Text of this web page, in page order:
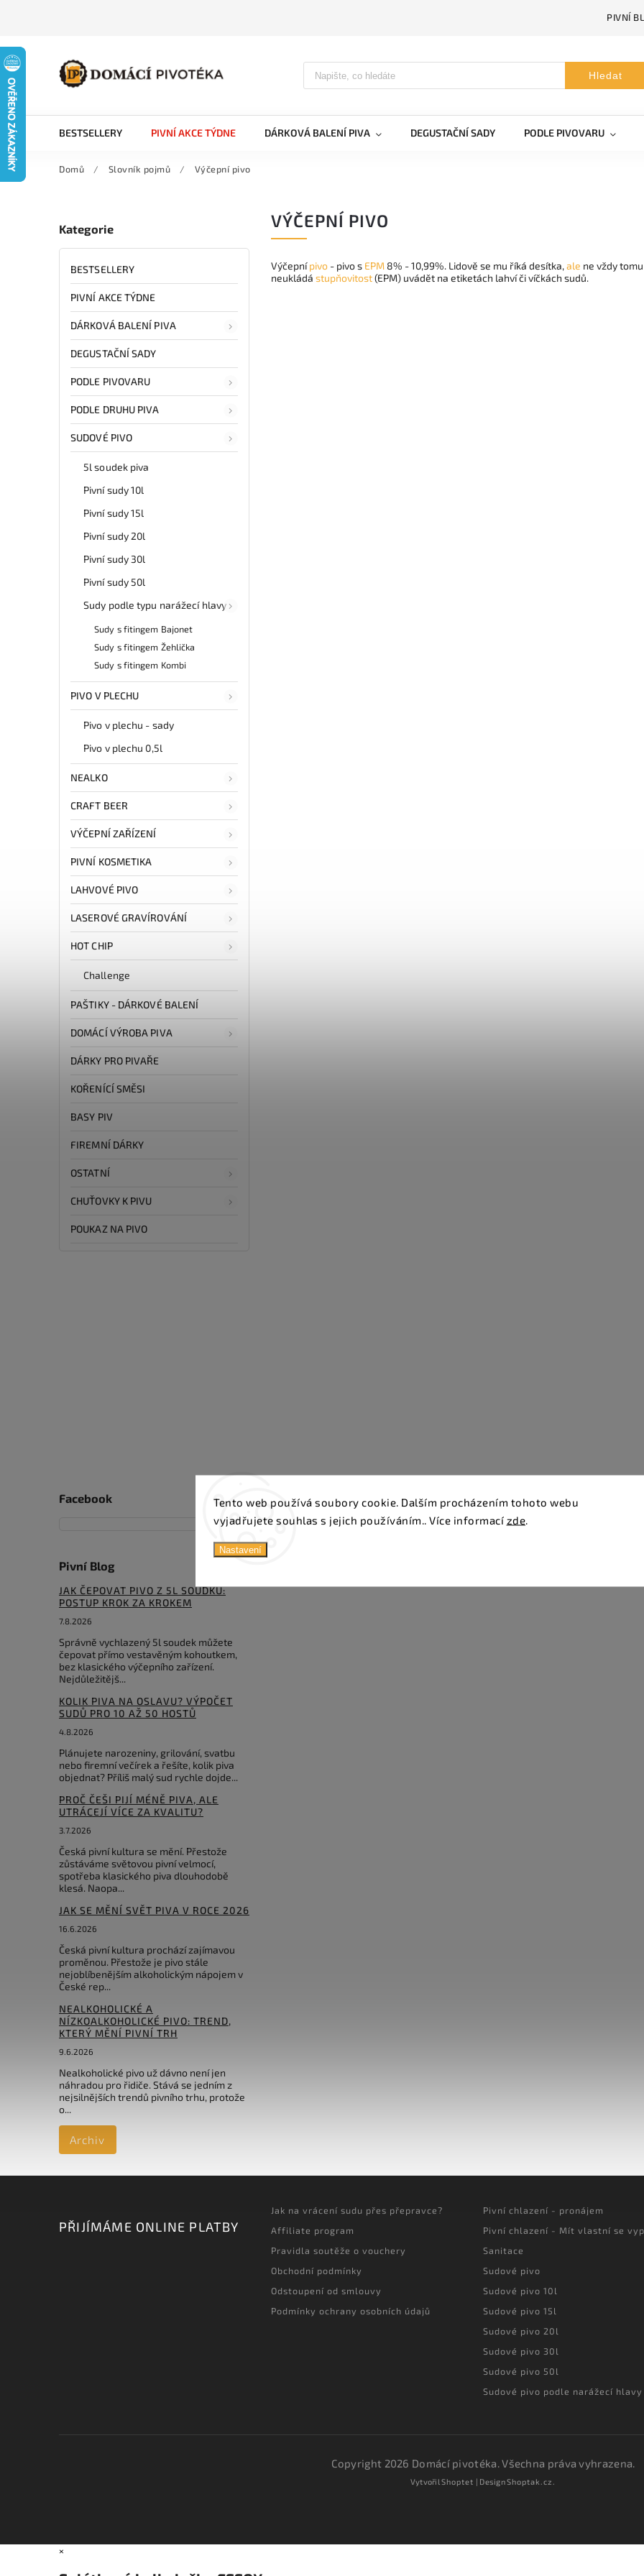
Tento web používá soubory cookie. Dalším procházením tohoto webu
vyjadřujete souhlas s jejich používáním.. Více informací zde
Nastavení
PIVNÍ
Hledat
BESTSELLERY PIVNÍ AKCE TÝDNE DÁRKOVÁ BALENÍ PIVA DEGUSTAČNÍ SADY PODLE PIVOVARU
Domů / Slovník pojmů / Výčepní pivo
Kategorie
BESTSELLERY
PIVNÍ AKCE TÝDNE
DÁRKOVÁ BALENÍ PIVA
DEGUSTAČNÍ SADY
PODLE PIVOVARU
PODLE DRUHU PIVA
SUDOVÉ PIVO
5l soudek piva
Pivní sudy 10l
Pivní sudy 15l
Pivní sudy 20l
Pivní sudy 30l
Pivní sudy 50l
Sudy podle typu narážecí hlavy
Sudy s fitingem Bajonet
Sudy s fitingem Žehlička
Sudy s fitingem Kombi
PIVO V PLECHU
Pivo v plechu - sady
Pivo v plechu 0,5l
NEALKO
CRAFT BEER
VÝČEPNÍ ZAŘÍZENÍ
PIVNÍ KOSMETIKA
LAHVOVÉ PIVO
LASEROVÉ GRAVÍROVÁNÍ
HOT CHIP
Challenge
PAŠTIKY - DÁRKOVÉ BALENÍ
DOMÁCÍ VÝROBA PIVA
DÁRKY PRO PIVAŘE
KOŘENÍCÍ SMĚSI
BASY PIV
FIREMNÍ DÁRKY
OSTATNÍ
CHUŤOVKY K PIVU
POUKAZ NA PIVO
Facebook
Pivní Blog
JAK ČEPOVAT PIVO Z 5L SOUDKU:
POSTUP KROK ZA KROKEM
7.8.2026
Správně vychlazený 5l soudek můžete
čepovat přímo vestavěným kohoutkem,
bez klasického výčepního zařízení.
Nejdůležitějš...
KOLIK PIVA NA OSLAVU? VÝPOČET
SUDŮ PRO 10 AŽ 50 HOSTŮ
4.8.2026
Plánujete narozeniny, grilování, svatbu
nebo firemní večírek a řešíte, kolik piva
objednat? Příliš malý sud rychle dojde...
PROČ ČEŠI PIJÍ MÉNĚ PIVA, ALE
UTRÁCEJÍ VÍCE ZA KVALITU?
3.7.2026
Česká pivní kultura se mění. Přestože
zůstáváme světovou pivní velmocí,
spotřeba klasického piva dlouhodobě
klesá. Naopa...
JAK SE MĚNÍ SVĚT PIVA V ROCE 2026
16.6.2026
Česká pivní kultura prochází zajímavou
proměnou. Přestože je pivo stále
nejoblíbenějším alkoholickým nápojem v
České rep...
NEALKOHOLICKÉ A
NÍZKOALKOHOLICKÉ PIVO: TREND,
KTERÝ MĚNÍ PIVNÍ TRH
9.6.2026
Nealkoholické pivo už dávno není jen
náhradou pro řidiče. Stává se jedním z
nejsilnějších trendů pivního trhu, protože
o...
Archiv
VÝČEPNÍ PIVO
Výčepnípivo - pivo s EPM 8% - 10,99%. Lidově se mu říká desítka,ale ne vždy
neukládá stupňovitost(EPM) uvádět na etiketách lahví či víčkách sudů.
PŘIJÍMÁME ONLINE PLATBY
Jak na vrácení sudu přes přepravce?
Affiliate program
Pravidla soutěže o vouchery
Obchodní podmínky
Odstoupení od smlouvy
Podmínky ochrany osobních údajů
Pivní chlazení - pronájem
Pivní chlazení - Mít vlastní se
Sanitace
Sudové pivo
Sudové pivo 10l
Sudové pivo 15l
Sudové pivo 20l
Sudové pivo 30l
Sudové pivo 50l
Sudové pivo podle narážecí hlavy
Copyright 2026 Domácí pivotéka. Všechna práva vyhrazena.
VytvořilShoptet | DesignShoptak.cz.
×